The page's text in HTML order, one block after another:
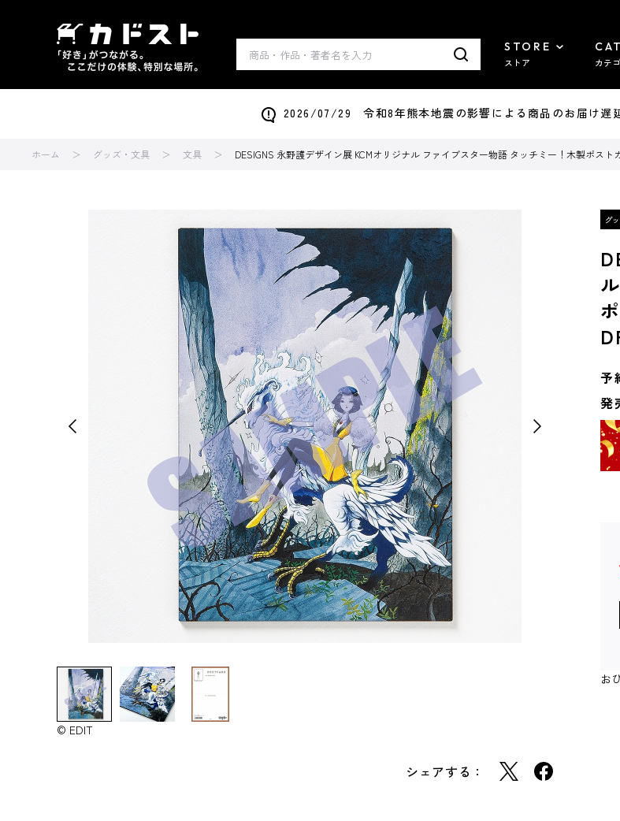
STORE
ストア カテ
2026/07/29 令和8年熊本地震の影響による商品のお届け遅
ホーム グッズ・文具 文具 DESIGNS 永野護デザイン展 KCMオリジナル ファイブスター物語 タッチミー！木製ポストカ
© EDIT
シェアする：
予
発
お